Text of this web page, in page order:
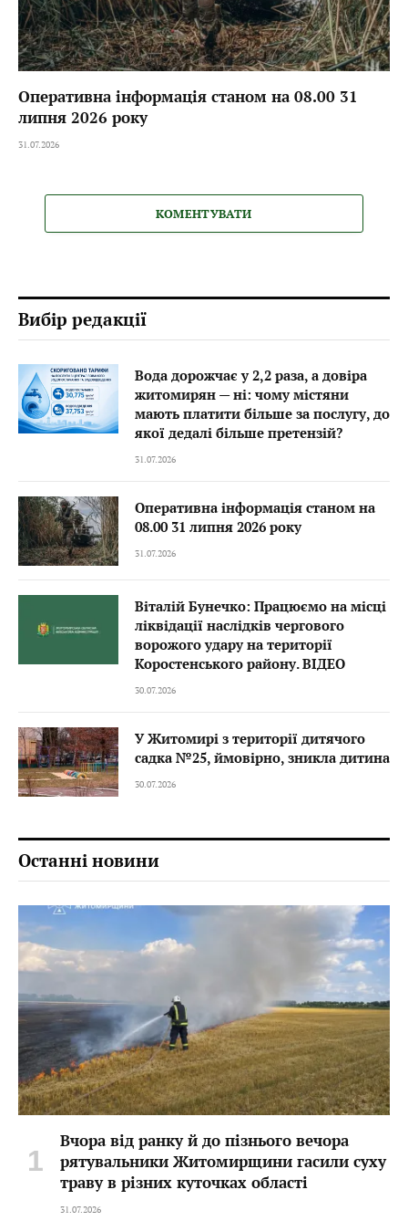
Оперативна інформація станом на 08.00 31
липня 2026 року
31.07.2026
КОМЕНТУВАТИ
Вибір редакції
Вода дорожчає у 2,2 раза, а довіра
житомирян — ні: чому містяни
мають платити більше за послугу, до
якої дедалі більше претензій?
31.07.2026
Оперативна інформація станом на
08.00 31 липня 2026 року
31.07.2026
Віталій Бунечко: Працюємо на місці
ліквідації наслідків чергового
ворожого удару на території
Коростенського району. ВІДЕО
30.07.2026
У Житомирі з території дитячого
садка №25, ймовірно, зникла дитина
30.07.2026
Останні новини
Вчора від ранку й до пізнього вечора
рятувальники Житомирщини гасили суху
траву в різних куточках області
31.07.2026